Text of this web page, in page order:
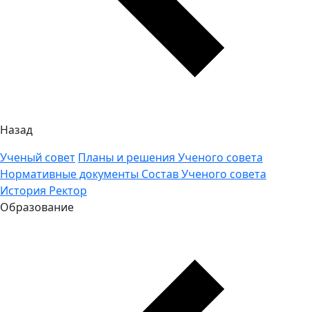
Назад
Ученый совет Планы и решения Ученого совета
Нормативные документы Состав Ученого совета
История Ректор
Образование